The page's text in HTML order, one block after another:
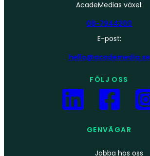
AcadeMedias växel:
08-7944200
E-post:
hello@academedia.se
FÖLJ OSS
GENVÄGAR
Jobba hos oss